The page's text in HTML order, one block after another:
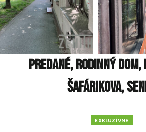
PREDANÉ, Rodinný
Šafárikova,
EXKLUZÍVNE